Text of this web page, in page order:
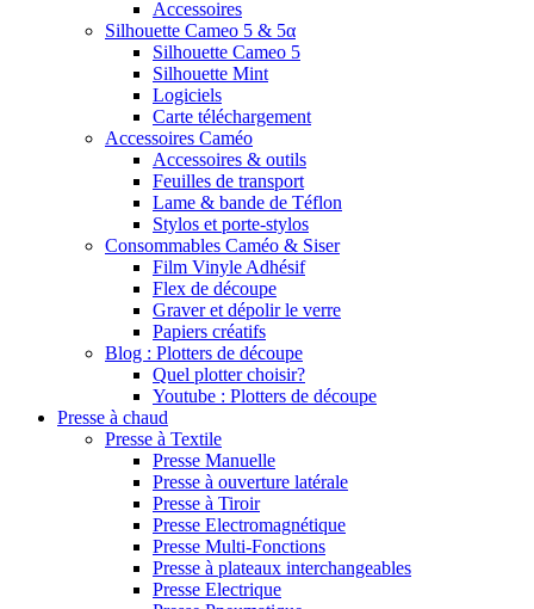
Accessoires
Silhouette Cameo 5 & 5α
Silhouette Cameo 5
Silhouette Mint
Logiciels
Carte téléchargement
Accessoires Caméo
Accessoires & outils
Feuilles de transport
Lame & bande de Téflon
Stylos et porte-stylos
Consommables Caméo & Siser
Film Vinyle Adhésif
Flex de découpe
Graver et dépolir le verre
Papiers créatifs
Blog : Plotters de découpe
Quel plotter choisir?
Youtube : Plotters de découpe
Presse à chaud
Presse à Textile
Presse Manuelle
Presse à ouverture latérale
Presse à Tiroir
Presse Electromagnétique
Presse Multi-Fonctions
Presse à plateaux interchangeables
Presse Electrique